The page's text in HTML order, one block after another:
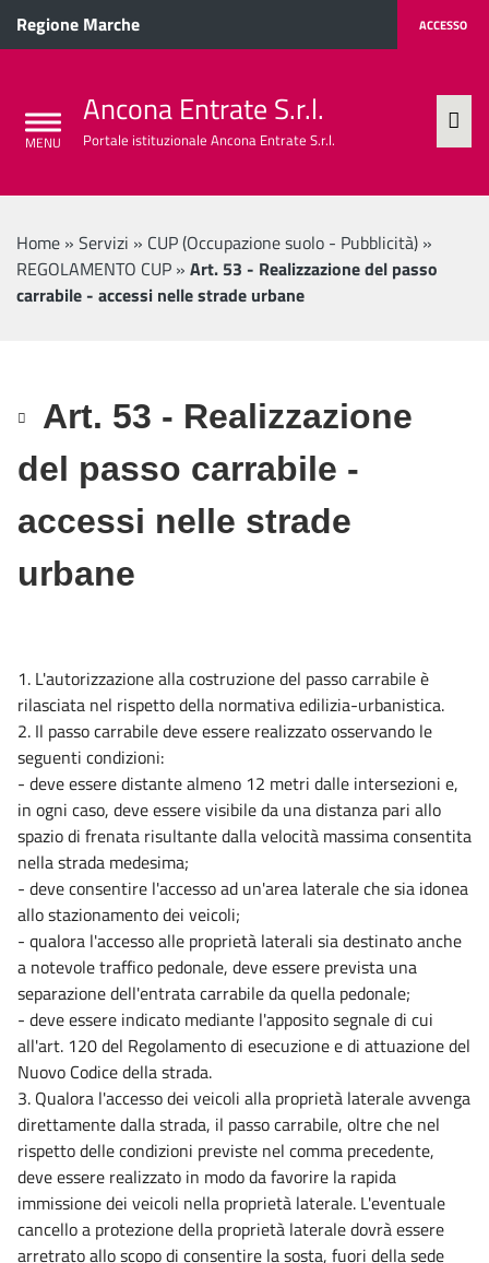
Regione Marche ACCESSO
Ancona Entrate S.r.l.
Portale istituzionale Ancona Entrate S.r.l.
Home » Servizi » CUP (Occupazione suolo - Pubblicità) »
REGOLAMENTO CUP » Art. 53 - Realizzazione del passo
carrabile - accessi nelle strade urbane
Art. 53 - Realizzazione
del passo carrabile -
accessi nelle strade
urbane
1. L'autorizzazione alla costruzione del passo carrabile è
rilasciata nel rispetto della normativa edilizia-urbanistica.
2. Il passo carrabile deve essere realizzato osservando le
seguenti condizioni:
- deve essere distante almeno 12 metri dalle intersezioni e,
in ogni caso, deve essere visibile da una distanza pari allo
spazio di frenata risultante dalla velocità massima consentita
nella strada medesima;
- deve consentire l'accesso ad un'area laterale che sia idonea
allo stazionamento dei veicoli;
- qualora l'accesso alle proprietà laterali sia destinato anche
a notevole traffico pedonale, deve essere prevista una
separazione dell'entrata carrabile da quella pedonale;
- deve essere indicato mediante l'apposito segnale di cui
all'art. 120 del Regolamento di esecuzione e di attuazione del
Nuovo Codice della strada.
3. Qualora l'accesso dei veicoli alla proprietà laterale avvenga
direttamente dalla strada, il passo carrabile, oltre che nel
rispetto delle condizioni previste nel comma precedente,
deve essere realizzato in modo da favorire la rapida
immissione dei veicoli nella proprietà laterale. L'eventuale
cancello a protezione della proprietà laterale dovrà essere
arretrato allo scopo di consentire la sosta, fuori della sede